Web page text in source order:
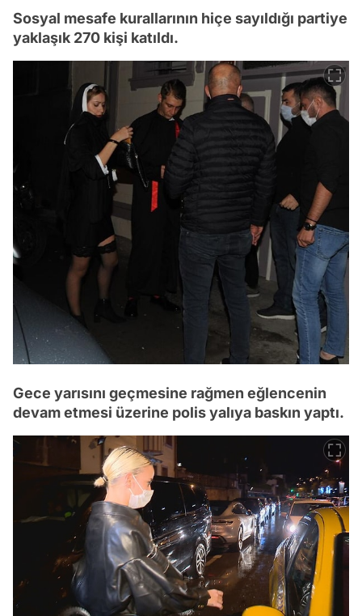
Sosyal mesafe kurallarının hiçe sayıldığı partiye
yaklaşık 270 kişi katıldı.
Gece yarısını geçmesine rağmen eğlencenin
devam etmesi üzerine polis yalıya baskın yaptı.